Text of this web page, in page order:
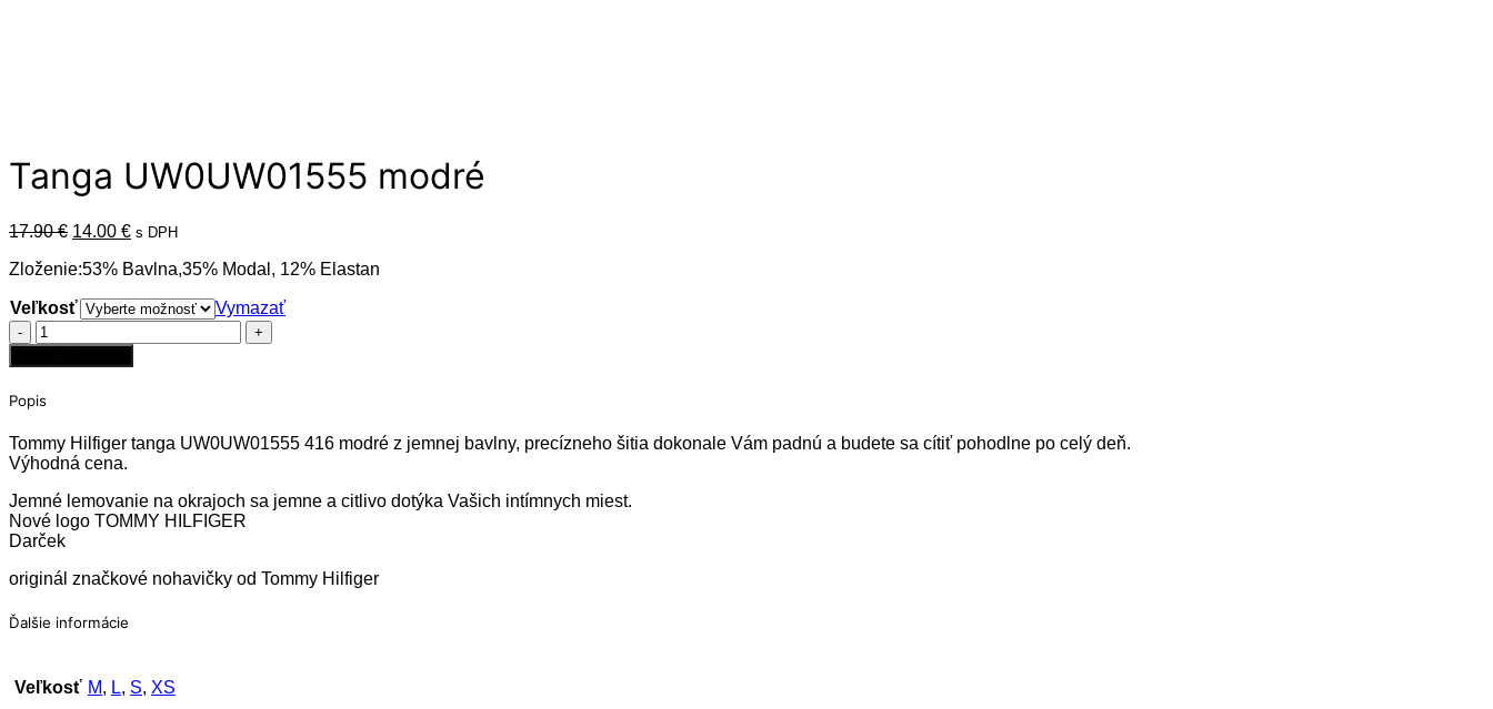
Tanga UW0UW01555 modré
17.90€ Pôvodná
bola:
14.00 €Aktuálna
je:
s DPH
Zloženie:53% Bavlna,35% Modal, 12% Elastan
Veľkosť
Vymazať
množstvo
Tanga
UW0UW01555
Popis
Tommy Hilfiger tanga UW0UW01555 416 modré z jemnej bavlny, precízneho šitia dokonale Vám padnú a budete sa cítiť pohodlne po celý deň.
Výhodná cena.
Jemné lemovanie na okrajoch sa jemne a citlivo dotýka Vašich intímnych miest.
Nové logo TOMMY HILFIGER
Darček
originál značkové nohavičky od Tommy Hilfiger
Ďalšie informácie
Veľkosť M, L, S, XS